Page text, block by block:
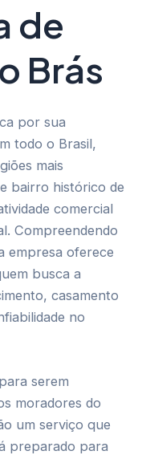
de
Brás
por sua
todo o Brasil,
mais
bairro histórico de
comercial
Compreendendo
empresa oferece
busca a
casamento
no
serem
moradores do
um serviço que
preparado para